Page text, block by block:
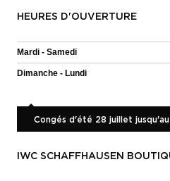
HEURES D'OUVERTURE
Mardi - Samedi
Dimanche - Lundi
Congés d'été 28 juillet
IWC SCHAFFHAUSEN